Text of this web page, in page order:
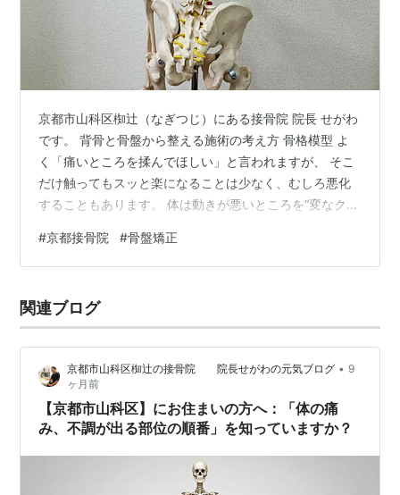
京都市山科区椥辻（なぎつじ）にある接骨院 院長 せがわ
です。 背骨と骨盤から整える施術の考え方 骨格模型 よ
く「痛いところを揉んでほしい」と言われますが、 そこ
だけ触ってもスッと楽になることは少なく、むしろ悪化
することもあります。 体は動きが悪いところを“変なク
ます。 だから私は、背骨と骨盤から整えることを大事に
しています。 ここがしっかり動くと、体は一気に軽くな
ンスを戻す。 遠回りに見えて、結果的にこれが一番の近
道です。 21年施術してきて、ほんまそう感じています。
#京都接骨院 #骨盤矯正
関連ブログ
京都市山科区椥辻の接骨院 院長せがわの元気ブログ • 9
ヶ月前
【京都市山科区】にお住まいの方へ：「体の痛
み、不調が出る部位の順番」を知っていますか？